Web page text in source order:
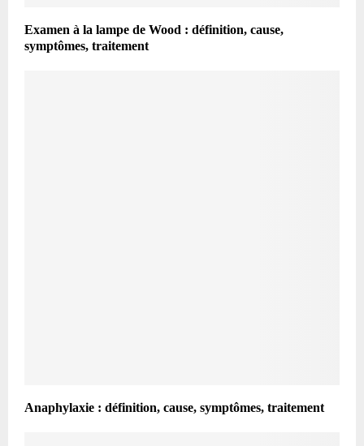
Examen à la lampe de Wood : définition, cause,
symptômes, traitement
Anaphylaxie : définition, cause, symptômes, traitement